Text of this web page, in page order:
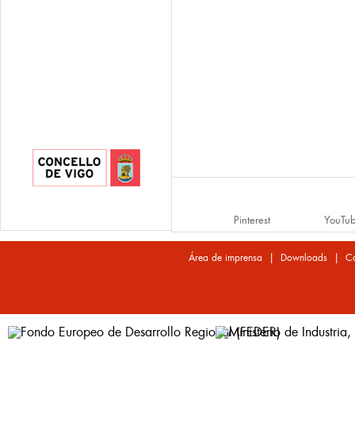
Pinterest
Área de imprensa | Downloads |